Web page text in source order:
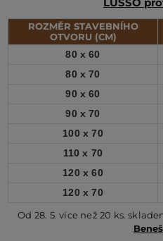
ROZMĚR STAVEBNÍHO
OTVORU (CM)
80 x 60
80 x 70
90 x 60
90 x 70
100 x 70
110 x 70
120 x 60
120 x 70
Od 28. 5. více než 20 ks.